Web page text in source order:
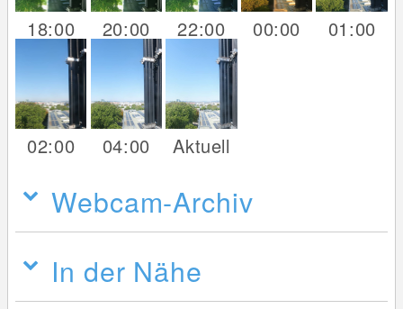
18:00 20:00 22:00 00:00 01:00
02:00 04:00 Aktuell
Webcam-Archiv
In der Nähe